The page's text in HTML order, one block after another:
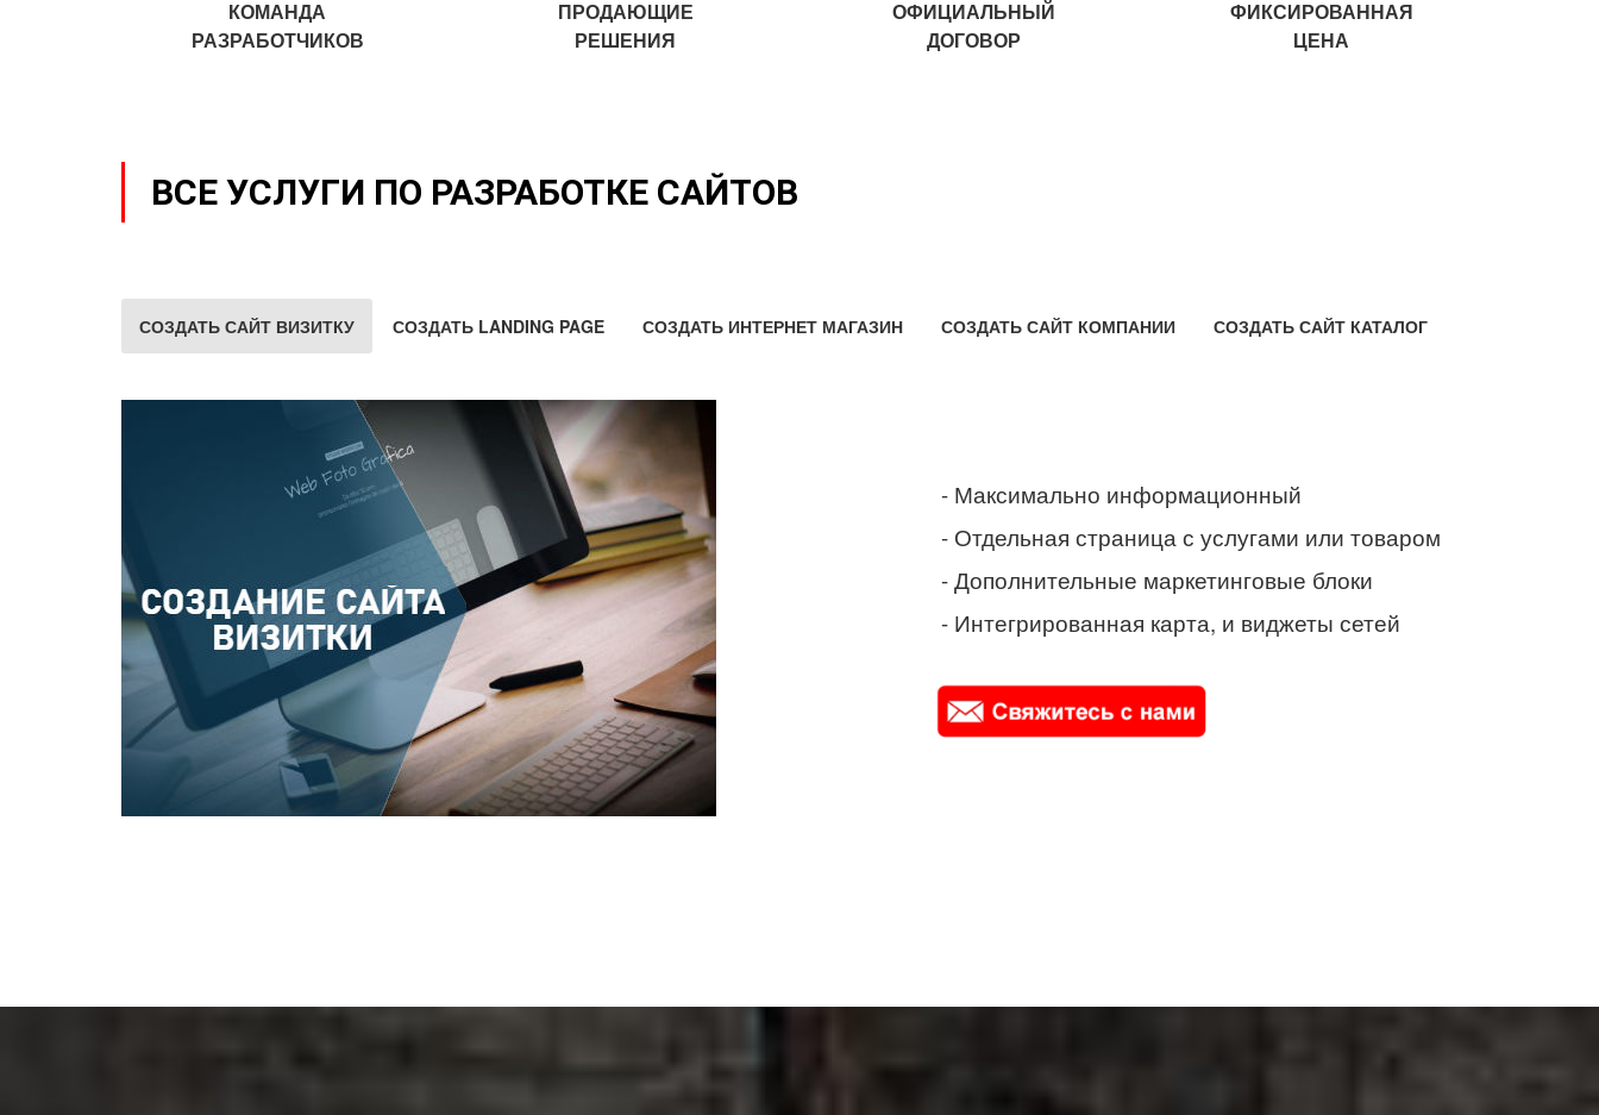
КОМАНДА
РАЗРАБОТЧИКОВ
ПРОДАЮЩИЕ
РЕШЕНИЯ
ОФИЦИАЛЬНЫЙ
ДОГОВОР
ФИКСИРОВАННАЯ
ЦЕНА
ВСЕ УСЛУГИ ПО РАЗРАБОТКЕ САЙТОВ
СОЗДАТЬ САЙТ ВИЗИТКУ СОЗДАТЬ LANDING PAGE СОЗДАТЬ ИНТЕРНЕТ МАГАЗИН СОЗДАТЬ САЙТ КОМПАНИИ СОЗДАТЬ САЙТ КАТАЛОГ
- Максимально информационный
- Отдельная страница с услугами или товаром
- Дополнительные маркетинговые блоки
- Интегрированная карта, и виджеты сетей